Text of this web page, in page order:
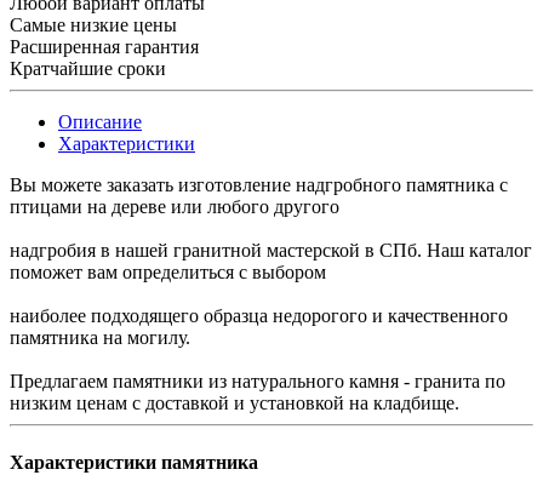
Самые низкие цены
Расширенная гарантия
Кратчайшие сроки
Описание
Характеристики
Вы можете заказать изготовление надгробного памятника с
птицами на дереве или любого другого
надгробия в нашей гранитной мастерской в СПб. Наш каталог
поможет вам определиться с выбором
наиболее подходящего образца недорогого и качественного
памятника на могилу.
Предлагаем памятники из натурального камня - гранита по
низким ценам с доставкой и установкой на кладбище.
Характеристики памятника